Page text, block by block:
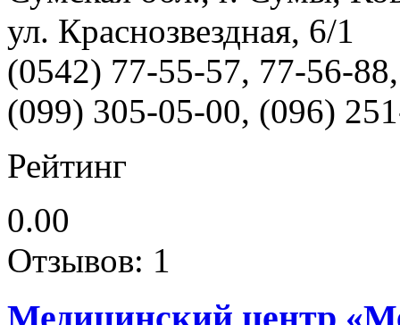
ул. Краснозвездная, 6/1
(0542) 77-55-57, 77-56-88,
(099) 305-05-00, (096)
Рейтинг
0.00
Отзывов: 1